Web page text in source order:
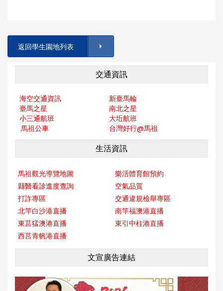
返回學生園地列表
交通資訊
海空交通資訊
新臺馬輪
臺馬之星
南北之星
小三通航班
大坵航班
馬祖公車
台灣好行@馬祖
生活資訊
馬祖觀光導覽地圖
樂活體育館預約
縣醫看診進度查詢
空氣品質
打詐專區
交通違規檢舉專區
北竿白沙港直播
南竿福澳港直播
東莒猛澳港直播
東引中柱港直播
西莒青帆港直播
文宣廣告連結